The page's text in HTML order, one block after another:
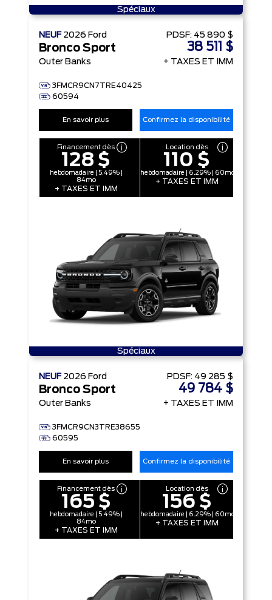
Spéciaux
NEUF 2026 Ford
Bronco Sport
Outer Banks
3FMCR9CN7TRE40425
60594
PDSF: 45 890 $
38 511 $
+ TAXES ET IMM
En savoir plus Confirmez la disponibilité
Financement dès
128 $
hebdomadaire | 5.49% |
84mo
+ TAXES ET IMM
Location dès
110 $
hebdomadaire | 6.29% | 60mo
+ TAXES ET IMM
Spéciaux
NEUF 2026 Ford
Bronco Sport
Outer Banks
3FMCR9CN3TRE38655
60595
PDSF: 49 285 $
49 784 $
+ TAXES ET IMM
En savoir plus Confirmez la disponibilité
Financement dès
165 $
hebdomadaire | 5.49% |
84mo
+ TAXES ET IMM
Location dès
156 $
hebdomadaire | 6.29% | 60mo
+ TAXES ET IMM